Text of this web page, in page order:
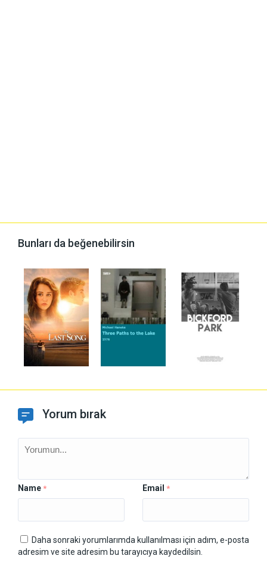
Bunları da beğenebilirsin
Yorum bırak
Name * Email *
Daha sonraki yorumlarımda kullanılması için adım, e-posta
adresim ve site adresim bu tarayıcıya kaydedilsin.